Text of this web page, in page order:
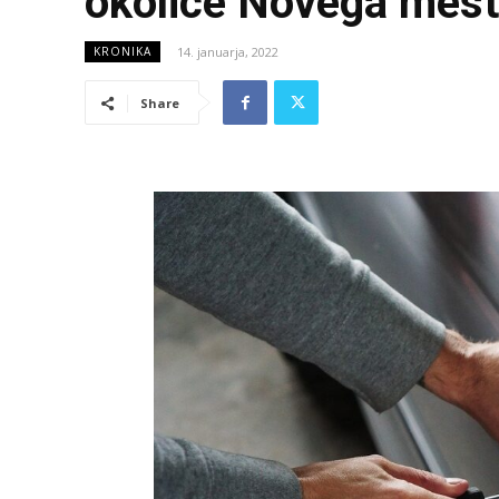
KRONIKA 14. januarja, 2022
Share